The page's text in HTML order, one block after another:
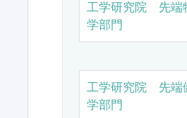
工学研究院 先端
学部門
工学研究院 先端
学部門